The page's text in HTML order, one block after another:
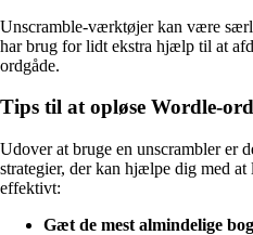
Unscramble-værktøjer kan være
har brug for lidt ekstra hjælp til at
ordgåde.
Tips til at opløse Wordle-
Udover at bruge en unscrambler er
strategier, der kan hjælpe dig med
effektivt:
Gæt de mest almindelige